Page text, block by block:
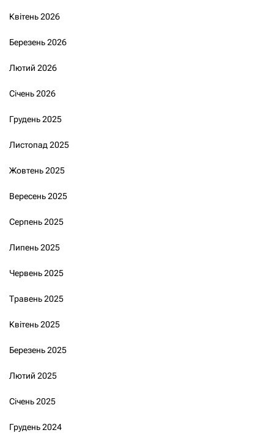
Квітень 2026
Березень 2026
Лютий 2026
Січень 2026
Грудень 2025
Листопад 2025
Жовтень 2025
Вересень 2025
Серпень 2025
Липень 2025
Червень 2025
Травень 2025
Квітень 2025
Березень 2025
Лютий 2025
Січень 2025
Грудень 2024